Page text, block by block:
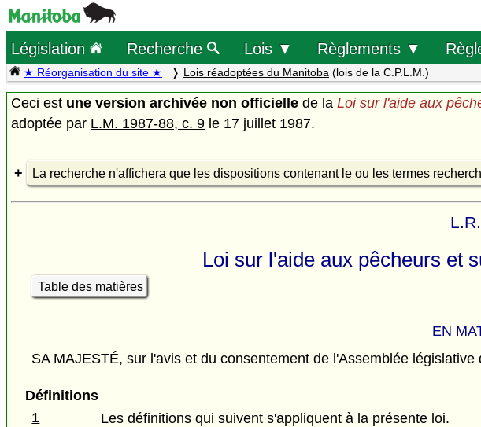
Législation Recherche Lois ▼ Règlements ▼
★ Réorganisation du site ★ Lois réadoptées du Manitoba (lois de la C.P.L.M.)
Ceci est une version archivée non officielle de la Loi sur l'aide aux
adoptée par L.M. 1987-88, c. 9 le 17 juillet 1987.
La recherche n'affichera que les dispositions contenant le ou les termes
Loi sur l'aide aux pêcheurs et
Table des matières
EN
SA MAJESTÉ, sur l'avis et du consentement de l'Assemblée législative
Définitions
1
Les définitions qui suivent s'appliquent à la présente loi.